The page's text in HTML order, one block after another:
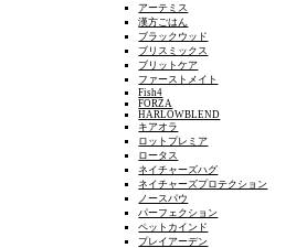
アーテミス
漢方ごはん
ブラックウッド
ブリスミックス
ブリットケア
ファーストメイト
Fish4
FORZA
HARLOWBLEND
キアオラ
ロットプレミア
ロータス
ネイチャーズハグ
ネイチャーズプロテクション
ノースパウ
パーフェクション
ペットカインド
プレイアーデン